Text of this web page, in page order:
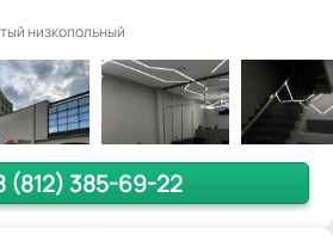
низкопольный
(812) 385-69-22